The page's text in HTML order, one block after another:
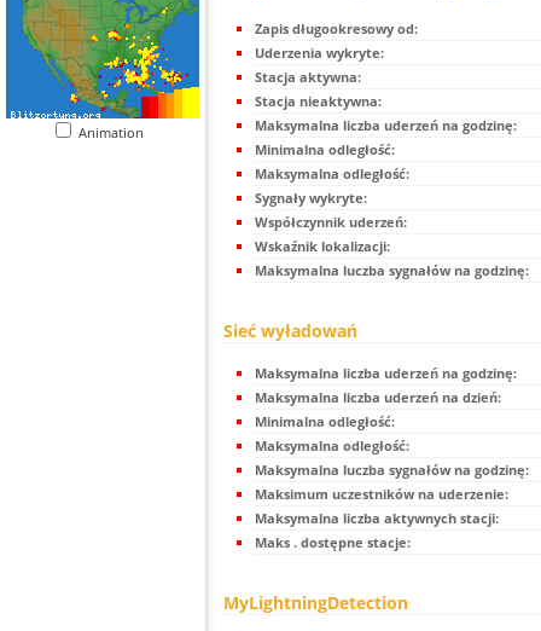
Animation
Zapis długookresowy od:
Uderzenia wykryte:
Stacja aktywna:
Stacja nieaktywna:
Maksymalna liczba uderzeń na godzinę:
Minimalna odległość:
Maksymalna odległość:
Sygnały wykryte:
Współczynnik uderzeń:
Wskaźnik lokalizacji:
Maksymalna luczba sygnałów na godzinę:
Sieć wyładowań
Maksymalna liczba uderzeń na godzinę:
Maksymalna liczba uderzeń na dzień:
Minimalna odległość:
Maksymalna odległość:
Maksymalna luczba sygnałów na godzinę:
Maksimum uczestników na uderzenie:
Maksymalna liczba aktywnych stacji:
Maks . dostępne stacje:
MyLightningDetection